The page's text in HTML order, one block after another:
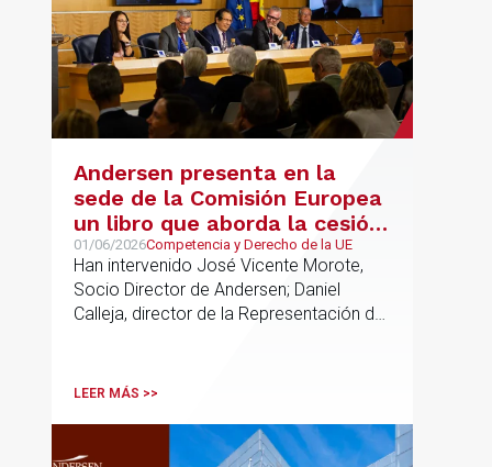
Andersen presenta en la
sede de la Comisión Europea
un libro que aborda la cesión
de soberanía y la primacía
del Derecho de la UE en las
constituciones europeas
01/06/2026Competencia y Derecho de la UE
Han intervenido José Vicente Morote,
Socio Director de Andersen; Daniel
Calleja, director de la Representación de
jurídico y académico
LEER MÁS >>